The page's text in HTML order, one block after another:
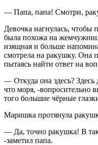
— Папа, папа! Смотри,
Девочка нагнулась, чтобы
была похожа на
изящная и больше
смотрела на ракушку. Она
пытаясь найти ответ на
— Откуда она здесь? Здесь
что моря, -вопросительно
того большие чёрные
Маришка протянула
— Да, точно ракушка! В
-заметил папа.